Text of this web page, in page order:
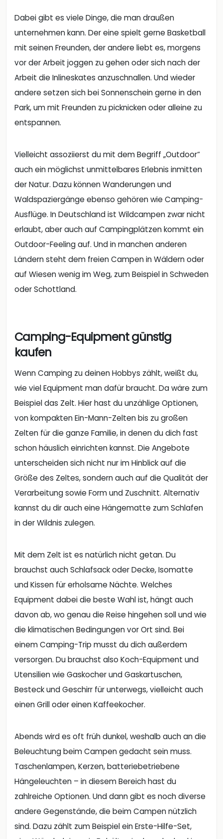
Dabei gibt es viele Dinge, die man draußen
unternehmen kann. Der eine spielt gerne Basketball
mit seinen Freunden, der andere liebt es, morgens
vor der Arbeit joggen zu gehen oder sich nach der
Arbeit die Inlineskates anzuschnallen. Und wieder
andere setzen sich bei Sonnenschein gerne in den
Park, um mit Freunden zu picknicken oder alleine zu
entspannen.
Vielleicht assoziierst du mit dem Begriff „Outdoor“
auch ein möglichst unmittelbares Erlebnis inmitten
der Natur. Dazu können Wanderungen und
Waldspaziergänge ebenso gehören wie Camping-
Ausflüge. In Deutschland ist Wildcampen zwar nicht
erlaubt, aber auch auf Campingplätzen kommt ein
Outdoor-Feeling auf. Und in manchen anderen
Ländern steht dem freien Campen in Wäldern oder
auf Wiesen wenig im Weg, zum Beispiel in Schweden
oder Schottland.
Camping-Equipment günstig
kaufen
Wenn Camping zu deinen Hobbys zählt, weißt du,
wie viel Equipment man dafür braucht. Da wäre zum
Beispiel das Zelt. Hier hast du unzählige Optionen,
von kompakten Ein-Mann-Zelten bis zu großen
Zelten für die ganze Familie, in denen du dich fast
schon häuslich einrichten kannst. Die Angebote
unterscheiden sich nicht nur im Hinblick auf die
Größe des Zeltes, sondern auch auf die Qualität der
Verarbeitung sowie Form und Zuschnitt. Alternativ
kannst du dir auch eine Hängematte zum Schlafen
in der Wildnis zulegen.
Mit dem Zelt ist es natürlich nicht getan. Du
brauchst auch Schlafsack oder Decke, Isomatte
und Kissen für erholsame Nächte. Welches
Equipment dabei die beste Wahl ist, hängt auch
davon ab, wo genau die Reise hingehen soll und wie
die klimatischen Bedingungen vor Ort sind. Bei
einem Camping-Trip musst du dich außerdem
versorgen. Du brauchst also Koch-Equipment und
Utensilien wie Gaskocher und Gaskartuschen,
Besteck und Geschirr für unterwegs, vielleicht auch
einen Grill oder einen Kaffeekocher.
Abends wird es oft früh dunkel, weshalb auch an die
Beleuchtung beim Campen gedacht sein muss.
Taschenlampen, Kerzen, batteriebetriebene
Hängeleuchten – in diesem Bereich hast du
zahlreiche Optionen. Und dann gibt es noch diverse
andere Gegenstände, die beim Campen nützlich
sind. Dazu zählt zum Beispiel ein Erste-Hilfe-Set,